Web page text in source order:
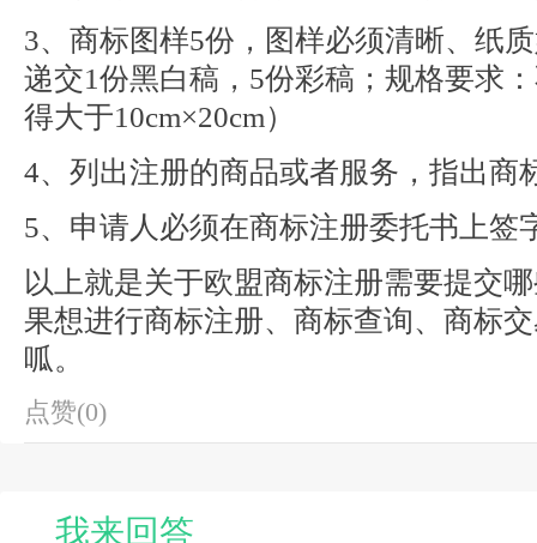
3、商标图样5份，图样必须清晰、纸
递交1份黑白稿，5份彩稿；规格要求
得大于10cm×20cm）
4、列出注册的商品或者服务，指出商
5、申请人必须在商标注册委托书上签
以上就是关于欧盟商标注册需要提交
果想进行商标注册、商标查询、商标
呱。
点赞(0)
我来回答